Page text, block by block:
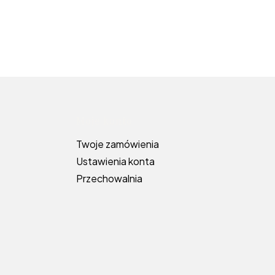
Twoje zamówienia
Ustawienia konta
Przechowalnia